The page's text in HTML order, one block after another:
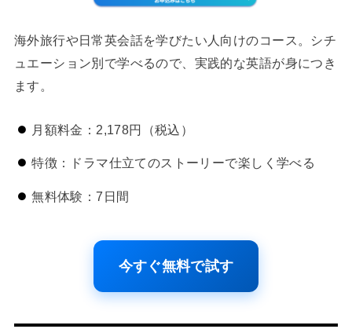
海外旅行や日常英会話を学びたい人向けのコース。シチ
ュエーション別で学べるので、実践的な英語が身につき
ます。
月額料金：2,178円（税込）
特徴：ドラマ仕立てのストーリーで楽しく学べる
無料体験：7日間
今すぐ無料で試す